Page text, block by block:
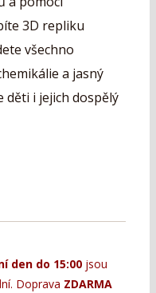
3D repliku
všechno
a jasný
děti i jejich dospělý
den do 15:00 jsou
Doprava ZDARMA